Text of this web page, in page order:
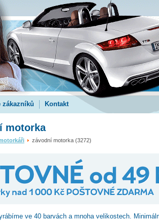
zákazníků Kontakt
motorka
závodní motorka (3272)
ve 40 barvách a mnoha velikostech.